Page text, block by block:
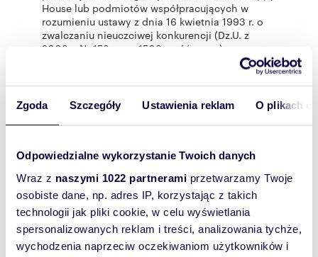
Zgoda Szczegóły Ustawienia reklam O plikach
Odpowiedzialne wykorzystanie Twoich danych
Wraz z naszymi 1022 partnerami przetwarzamy Twoje
osobiste dane, np. adres IP, korzystając z takich
technologii jak pliki cookie, w celu wyświetlania
spersonalizowanych reklam i treści, analizowania tychże,
wychodzenia naprzeciw oczekiwaniom użytkowników i
House lub podmiotów współpracujących w
rozumieniu ustawy z dnia 16 kwietnia 1993 r. o
zwalczaniu nieuczciwej konkurencji (Dz.U. z
2003 r. Nr 153, poz. 1503 z późn. zm.).
nieruchomości ASARI CRM (asaricrm.com)
Lokal
użytkowy:
na sprzedaż
Powierzchni
a całkowita:
92,07 m2